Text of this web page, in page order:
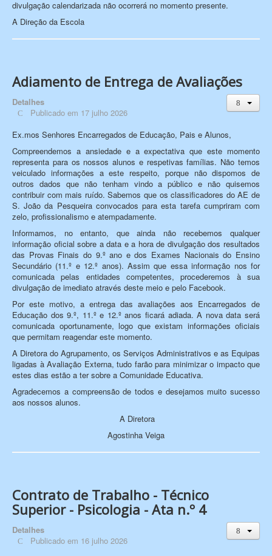
divulgação calendarizada não ocorrerá no momento presente.
A Direção da Escola
Adiamento de Entrega de Avaliações
Detalhes
Publicado em 17 julho 2026
Ex.mos Senhores Encarregados de Educação, Pais e Alunos,
Compreendemos a ansiedade e a expectativa que este momento
representa para os nossos alunos e respetivas famílias. Não temos
veiculado informações a este respeito, porque não dispomos de
outros dados que não tenham vindo a público e não quisemos
contribuir com mais ruído. Sabemos que os classificadores do AE de
S. João da Pesqueira convocados para esta tarefa cumpriram com
zelo, profissionalismo e atempadamente.
Informamos, no entanto, que ainda não recebemos qualquer
informação oficial sobre a data e a hora de divulgação dos resultados
das Provas Finais do 9.º ano e dos Exames Nacionais do Ensino
Secundário (11.º e 12.º anos). Assim que essa informação nos for
comunicada pelas entidades competentes, procederemos à sua
divulgação de imediato através deste meio e pelo Facebook.
Por este motivo, a entrega das avaliações aos Encarregados de
Educação dos 9.º, 11.º e 12.º anos ficará adiada. A nova data será
comunicada oportunamente, logo que existam informações oficiais
que permitam reagendar este momento.
A Diretora do Agrupamento, os Serviços Administrativos e as Equipas
ligadas à Avaliação Externa, tudo farão para minimizar o impacto que
estes dias estão a ter sobre a Comunidade Educativa.
Agradecemos a compreensão de todos e desejamos muito sucesso
aos nossos alunos.
A Diretora
Agostinha Veiga
Contrato de Trabalho - Técnico
Superior - Psicologia - Ata n.º 4
Detalhes
Publicado em 16 julho 2026